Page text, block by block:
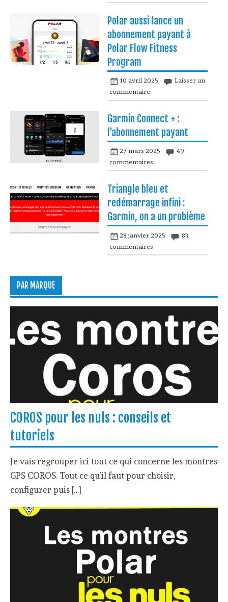
Polar aussi lance un
abonnement payant à
Polar Flow Fitness
Program
10 avril 2025
Laisser un
commentaire
Garmin Connect + :
l’abonnement payant
27 mars 2025
49
commentaires
Triangle bleu et
redémarrage infini :
Garmin, on a un problème
28 janvier 2025
83
commentaires
PAR MARQUE
COROS pour les nuls : conseils et
tutoriels
Je vais regrouper ici tout ce qui concerne les montres
GPS COROS. Tout ce qu’il faut pour choisir,
configurer puis […]